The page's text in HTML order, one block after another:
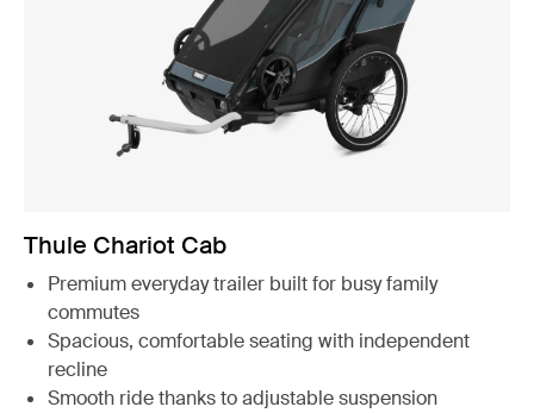
Thule Chariot Cab
Premium everyday trailer built for busy family
commutes
Spacious, comfortable seating with independent
recline
Smooth ride thanks to adjustable suspension